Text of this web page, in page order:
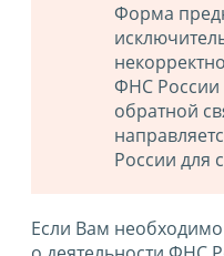
Форма
ФНС России
обратной
России для
Если Вам